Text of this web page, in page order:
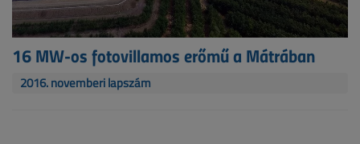
16 MW-os fotovillamos erőmű a Mátrában
2016. novemberi lapszám